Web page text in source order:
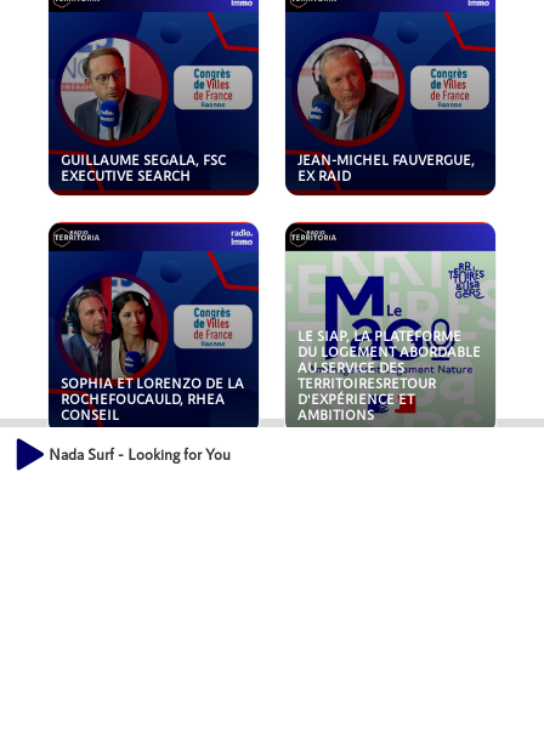
GUILLAUME SEGALA, FSC
EXECUTIVE SEARCH
JEAN-MICHEL FAUVERGUE,
EX RAID
SOPHIA ET LORENZO DE LA
ROCHEFOUCAULD, RHEA
CONSEIL
LE SIAP, LA PLATEFORME
DU LOGEMENT ABORDABLE
AU SERVICE DES
TERRITOIRESRETOUR
D'EXPÉRIENCE ET
AMBITIONS
Nada Surf - Looking for You